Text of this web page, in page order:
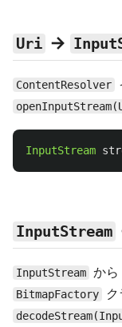
Uri →
ContentResolver
InputStream
InputStream
InputStream から
BitmapFactory